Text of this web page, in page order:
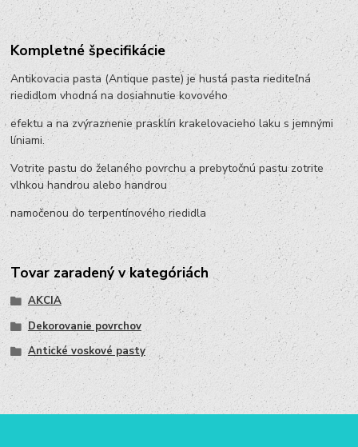
Kompletné špecifikácie
Antikovacia pasta (Antique paste) je hustá pasta riediteľná
riedidlom vhodná na dosiahnutie kovového
efektu a na zvýraznenie prasklín krakelovacieho laku s jemnými
líniami.
Votrite pastu do želaného povrchu a prebytočnú pastu zotrite
vlhkou handrou alebo handrou
namočenou do terpentínového riedidla
Tovar zaradený v kategóriách
AKCIA
Dekorovanie povrchov
Antické voskové pasty